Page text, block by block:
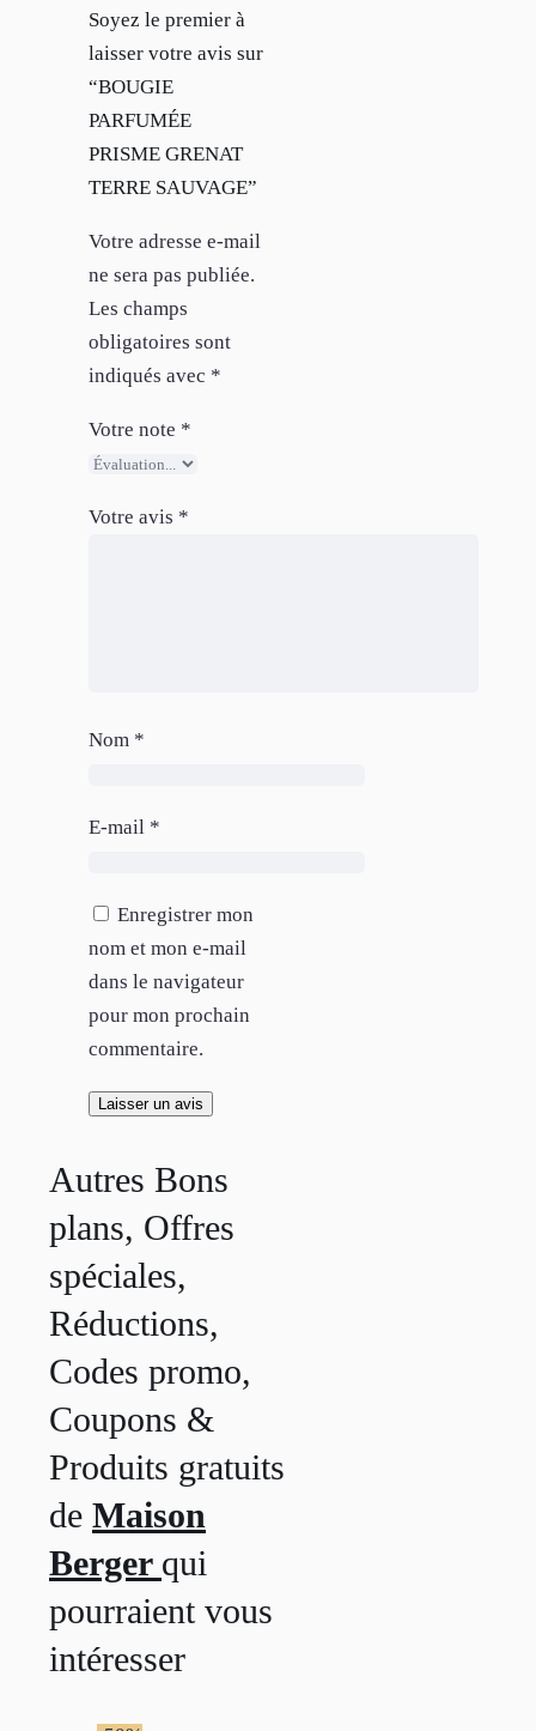
Soyez le premier à
laisser votre avis sur
“BOUGIE
PARFUMÉE
PRISME GRENAT
TERRE SAUVAGE”
Votre adresse e-mail
ne sera pas publiée.
Les champs
obligatoires sont
indiqués avec *
Votre note *
Votre avis *
Nom *
E-mail *
Enregistrer mon
nom et mon e-mail
dans le navigateur
pour mon prochain
commentaire.
Autres Bons
plans, Offres
spéciales,
Réductions,
Codes promo,
Coupons &
Produits gratuits
de Maison
Berger qui
pourraient vous
intéresser